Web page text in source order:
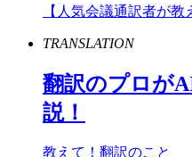
【人気会議通訳者が教
TRANSLATION
翻訳のプロが
説！
教えて！翻訳のこと